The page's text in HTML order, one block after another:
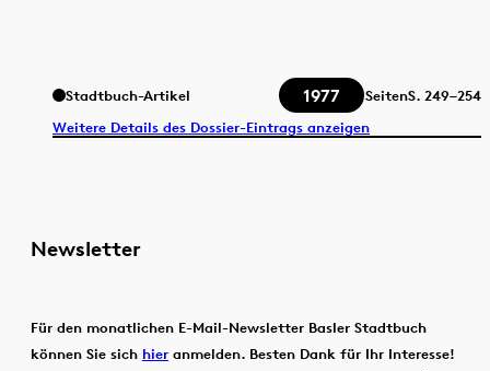
Stadtbuch-Artikel 1977 SeitenS. 249–254
Weitere Details des Dossier-Eintrags anzeigen
Newsletter
Für den monatlichen E-Mail-Newsletter Basler Stadtbuch
können Sie sich hier anmelden. Besten Dank für Ihr Interesse!